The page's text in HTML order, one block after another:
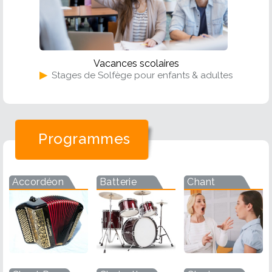
Vacances scolaires
▶ Stages de Solfège pour enfants & adultes
Programmes
Accordéon Batterie Chant